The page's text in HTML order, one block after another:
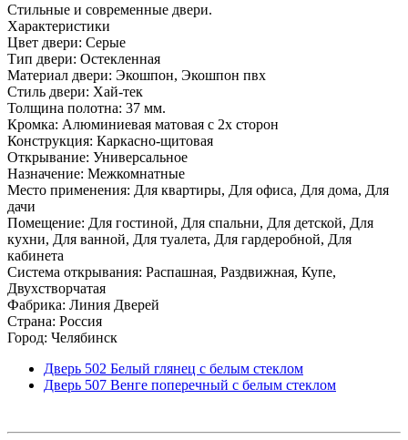
Стильные и современные двери.
Характеристики
Цвет двери: Серые
Тип двери: Остекленная
Материал двери: Экошпон, Экошпон пвх
Стиль двери: Хай-тек
Толщина полотна: 37 мм.
Кромка: Алюминиевая матовая с 2х сторон
Конструкция: Каркасно-щитовая
Открывание: Универсальное
Назначение: Межкомнатные
Место применения: Для квартиры, Для офиса, Для дома, Для
дачи
Помещение: Для гостиной, Для спальни, Для детской, Для
кухни, Для ванной, Для туалета, Для гардеробной, Для
кабинета
Система открывания: Распашная, Раздвижная, Купе,
Двухстворчатая
Фабрика: Линия Дверей
Страна: Россия
Город: Челябинск
Дверь 502 Белый глянец с белым стеклом
Дверь 507 Венге поперечный с белым стеклом